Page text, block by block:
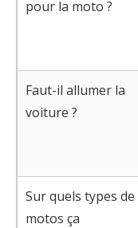
pour la moto ?
Faut-il allumer la
voiture ?
Sur quels types de
motos ça